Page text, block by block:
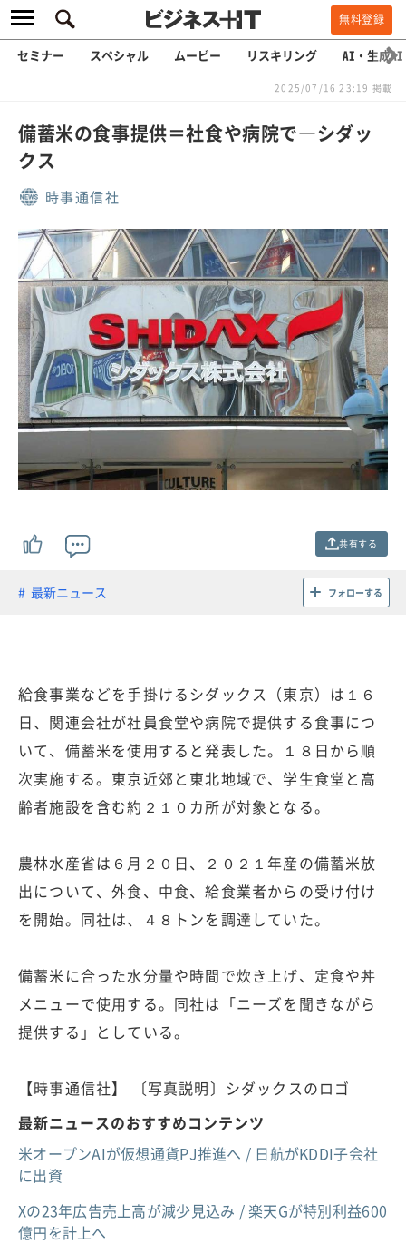
無料登録
セミナー スペシャル ムービー リスキリング AI・生成AI
2025/07/16 23:19 掲載
備蓄米の食事提供＝社食や病院で―シダッ
クス
時事通信社
共有する
最新ニュース フォローする
給食事業などを手掛けるシダックス（東京）は１６
日、関連会社が社員食堂や病院で提供する食事につ
いて、備蓄米を使用すると発表した。１８日から順
次実施する。東京近郊と東北地域で、学生食堂と高
齢者施設を含む約２１０カ所が対象となる。
農林水産省は６月２０日、２０２１年産の備蓄米放
出について、外食、中食、給食業者からの受け付け
を開始。同社は、４８トンを調達していた。
備蓄米に合った水分量や時間で炊き上げ、定食や丼
メニューで使用する。同社は「ニーズを聞きながら
提供する」としている。
【時事通信社】 〔写真説明〕シダックスのロゴ
最新ニュースのおすすめコンテンツ
米オープンAIが仮想通貨PJ推進へ / 日航がKDDI子会社
に出資
Xの23年広告売上高が減少見込み / 楽天Gが特別利益600
億円を計上へ